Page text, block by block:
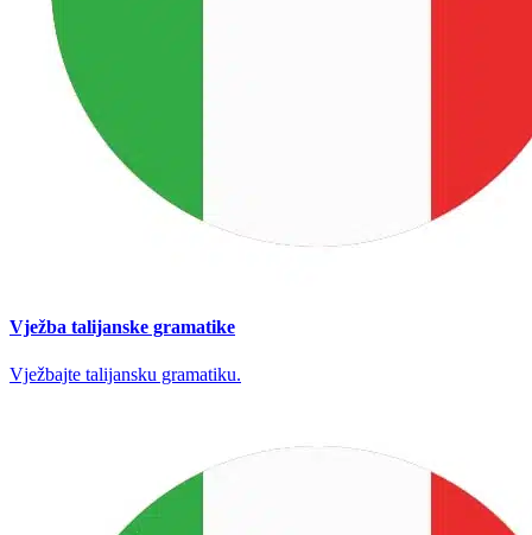
Vježba talijanske gramatike
Vježbajte talijansku gramatiku.